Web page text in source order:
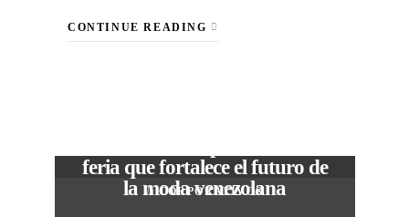
CONTINUE READING
In CORPORATIVOS
feria que fortalece el futuro de
la moda venezolana